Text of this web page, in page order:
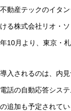
不動産テックのイタ
ける株式会社リオ・
年10月より、東京・
導入されるのは、内
電話の自動応答シス
の追加も予定されて